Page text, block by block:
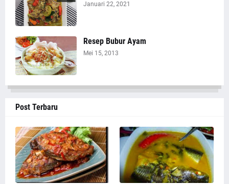
Januari 22, 2021
Resep Bubur Ayam
Mei 15, 2013
Post Terbaru